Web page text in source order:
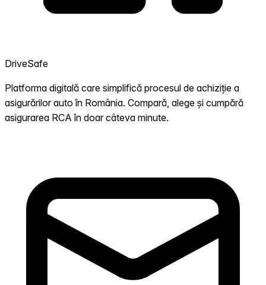
DriveSafe
Platforma digitală care simplifică procesul de achiziție a
asigurărilor auto în România. Compară, alege și cumpără
asigurarea RCA în doar câteva minute.